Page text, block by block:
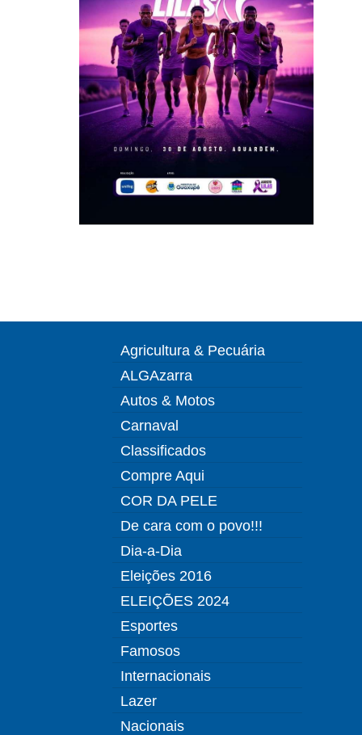
Agricultura & Pecuária
ALGAzarra
Autos & Motos
Carnaval
Classificados
Compre Aqui
COR DA PELE
De cara com o povo!!!
Dia-a-Dia
Eleições 2016
ELEIÇÕES 2024
Esportes
Famosos
Internacionais
Lazer
Nacionais